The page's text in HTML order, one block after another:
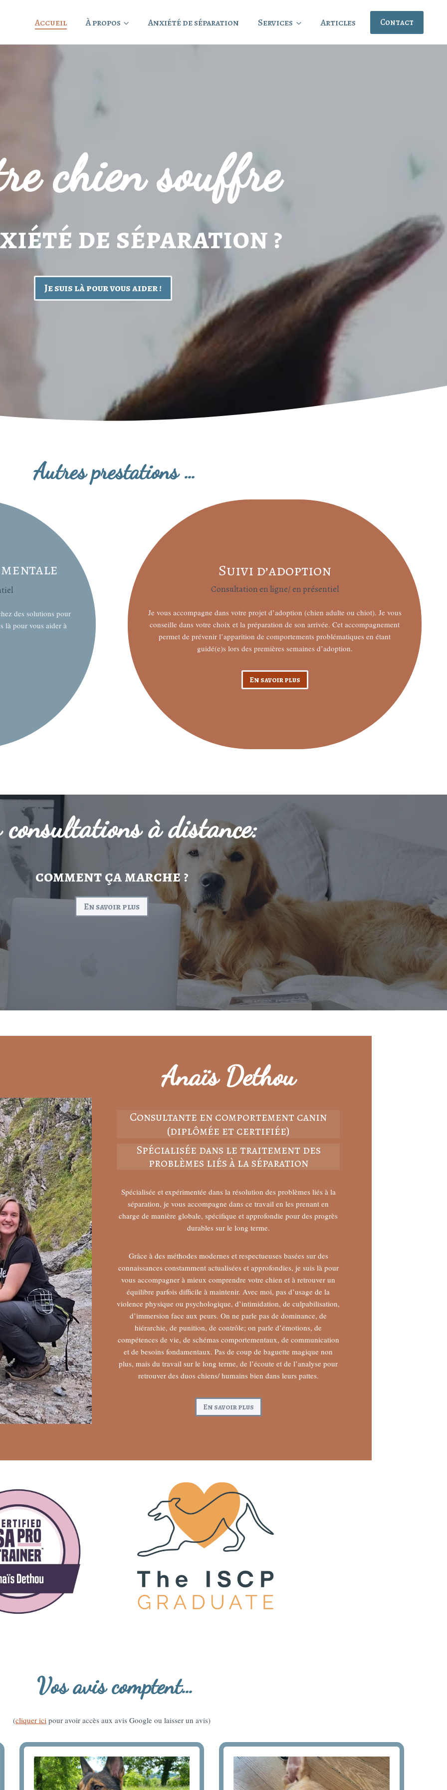
Accueil À propos Anxiété de séparation Services Articles Contact
chien souffre
de séparation ?
Je suis là pour vous aider !
Autres prestations …
des solutions pour
là pour vous aider à
Suivi d’adoption
Consultation en ligne/ en présentiel
Je vous accompagne dans votre projet d’adoption (chien adulte ou chiot). Je vous
conseille dans votre choix et la préparation de son arrivée. Cet accompagnement
permet de prévenir l’apparition de comportements problématiques en étant
guidé(e)s lors des premières semaines d’adoption.
En savoir plus
consultations à distance:
comment ça marche ?
En savoir plus
Anaïs Dethou
Consultante en comportement canin
(diplômée et certifiée)
Spécialisée dans le traitement des
problèmes liés à la séparation
Spécialisée et expérimentée dans la résolution des problèmes liés à la
séparation, je vous accompagne dans ce travail en les prenant en
charge de manière globale, spécifique et approfondie pour des progrès
durables sur le long terme.
Grâce à des méthodes modernes et respectueuses basées sur des
connaissances constamment actualisées et approfondies, je suis là pour
vous accompagner à mieux comprendre votre chien et à retrouver un
équilibre parfois difficile à maintenir. Avec moi, pas d’usage de la
violence physique ou psychologique, d’intimidation, de culpabilisation,
d’immersion face aux peurs. On ne parle pas de dominance, de
hiérarchie, de punition, de contrôle; on parle d’émotions, de
compétences de vie, de schémas comportementaux, de communication
et de besoins fondamentaux. Pas de coup de baguette magique non
plus, mais du travail sur le long terme, de l’écoute et de l’analyse pour
retrouver des duos chiens/ humains bien dans leurs pattes.
En savoir plus
Vos avis comptent…
(cliquer ici pour avoir accès aux avis Google ou laisser un avis)